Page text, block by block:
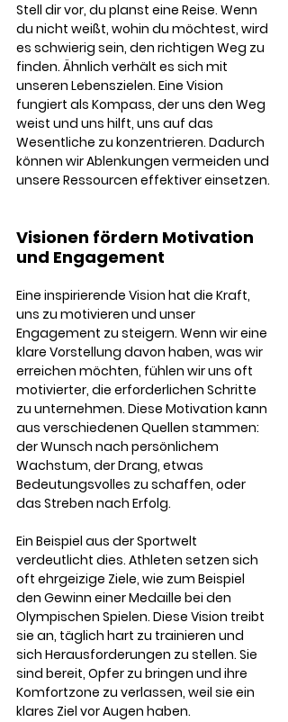
Stell dir vor, du planst eine Reise. Wenn
du nicht weißt, wohin du möchtest, wird
es schwierig sein, den richtigen Weg zu
finden. Ähnlich verhält es sich mit
unseren Lebenszielen. Eine Vision
fungiert als Kompass, der uns den Weg
weist und uns hilft, uns auf das
Wesentliche zu konzentrieren. Dadurch
können wir Ablenkungen vermeiden und
unsere Ressourcen effektiver einsetzen.
Visionen fördern Motivation
und Engagement
Eine inspirierende Vision hat die Kraft,
uns zu motivieren und unser
Engagement zu steigern. Wenn wir eine
klare Vorstellung davon haben, was wir
erreichen möchten, fühlen wir uns oft
motivierter, die erforderlichen Schritte
zu unternehmen. Diese Motivation kann
aus verschiedenen Quellen stammen:
der Wunsch nach persönlichem
Wachstum, der Drang, etwas
Bedeutungsvolles zu schaffen, oder
das Streben nach Erfolg.
Ein Beispiel aus der Sportwelt
verdeutlicht dies. Athleten setzen sich
oft ehrgeizige Ziele, wie zum Beispiel
den Gewinn einer Medaille bei den
Olympischen Spielen. Diese Vision treibt
sie an, täglich hart zu trainieren und
sich Herausforderungen zu stellen. Sie
sind bereit, Opfer zu bringen und ihre
Komfortzone zu verlassen, weil sie ein
klares Ziel vor Augen haben.